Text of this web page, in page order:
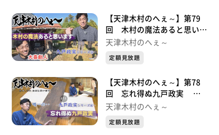
【天津木村のへぇ～】第79
回 木村の魔法あると思いま
す 九戸政実シリーズ➄
天津木村のへぇ～
定額見放題
【天津木村のへぇ～】第78
回 忘れ得ぬ九戸政実 九
戸政実シリーズ➃
天津木村のへぇ～
定額見放題